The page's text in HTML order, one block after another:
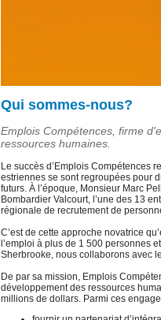
Qui sommes-nous?
Emplois Compétences, firme
ressources humaines.
Le succès d’Emplois Compétences
estriennes se sont regroupées pour
futurs. À l’époque, Monsieur Marc
Bombardier Valcourt, l’une des 13
régionale de recrutement de
C’est de cette approche novatrice
l’emploi à plus de 1 500 personnes
Sherbrooke, nous collaborons avec
De par sa mission, Emplois
développement des ressources
millions de dollars. Parmi ces